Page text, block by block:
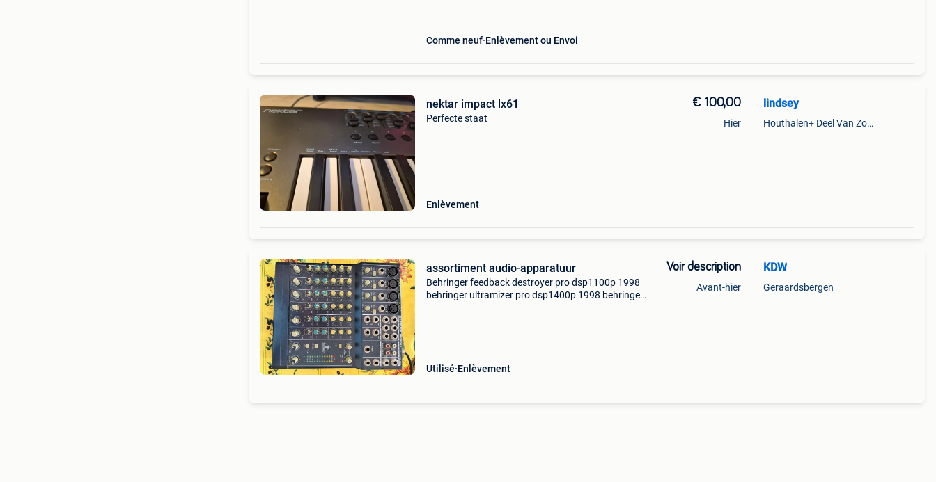
Comme neuf Enlèvement ou Envoi
nektar impact lx61
Perfecte staat
Enlèvement
€ 100,00
Hier
lindsey
Houthalen+ Deel Van Zonhoven En Zolder
assortiment audio-apparatuur
Behringer feedback destroyer pro dsp1100p 1998
behringer ultramizer pro dsp1400p 1998 behringer
Utilisé Enlèvement
Voir description
Avant-hier
KDW
Geraardsbergen